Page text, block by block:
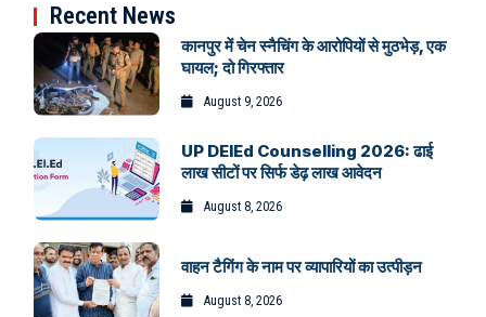
Recent News
कानपुर में चेन स्नैचिंग के आरोपियों से मुठभेड़, एक
घायल; दो गिरफ्तार
August 9, 2026
UP DElEd Counselling 2026: ढाई
लाख सीटों पर सिर्फ डेढ़ लाख आवेदन
August 8, 2026
वाहन टैगिंग के नाम पर व्यापारियों का उत्पीड़न
August 8, 2026